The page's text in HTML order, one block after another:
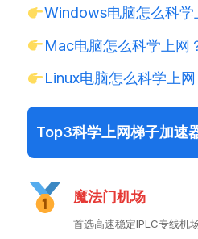
Windows电脑怎么科学
Mac电脑怎么科学上网
Linux电脑怎么科学上网
Top3科学上网梯子加速
魔法门机场
首选高速稳定IPLC专线机